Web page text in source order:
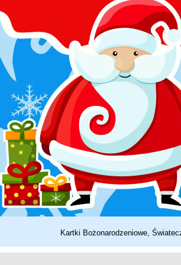
Kartki Bożonarodzeniowe,